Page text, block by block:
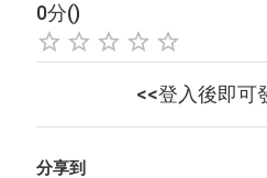
0分()
<<登入後即可
分享到